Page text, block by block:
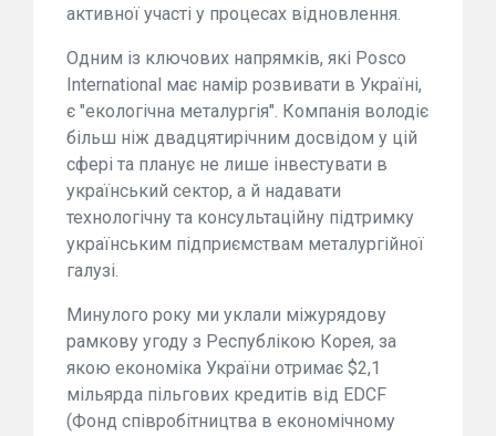
активної участі у процесах відновлення.
Одним із ключових напрямків, які Posco
International має намір розвивати в Україні,
є "екологічна металургія". Компанія володіє
більш ніж двадцятирічним досвідом у цій
сфері та планує не лише інвестувати в
український сектор, а й надавати
технологічну та консультаційну підтримку
українським підприємствам металургійної
галузі.
Минулого року ми уклали міжурядову
рамкову угоду з Республікою Корея, за
якою економіка України отримає $2,1
мільярда пільгових кредитів від EDCF
(Фонд співробітництва в економічному